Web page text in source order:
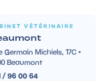
VÉTÉRINAIRE
Germain Michiels, 17C •
Beaumont
/ 96 00 64